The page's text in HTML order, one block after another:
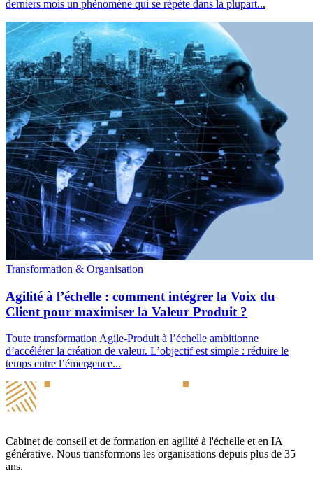
derniers mois un phénomène qui se répète dans la plupart...
Transformation & Organisation
Agilité à l’échelle : comment intégrer la Voix du
Client pour maximiser la Valeur Produit ?
Toute transformation Agile-Produit à l’échelle ambitionne
d’accélérer la création de valeur. L’objectif est simple : réduire le
temps entre l’émergence...
Cabinet de conseil et de formation en agilité à l'échelle et en IA
générative. Nous transformons les organisations depuis plus de 35
ans.